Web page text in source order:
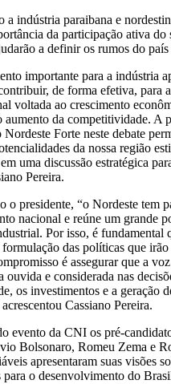
a indústria paraibana e
da participação ativa do
a definir os rumos do
importante para a indústria
de forma efetiva, para
voltada ao crescimento
aumento da competitividade. A
Nordeste Forte neste debate
da nossa região
uma discussão estratégica
Pereira.
o presidente, “o Nordeste tem
nacional e reúne um grande
Por isso, é fundamental
formulação das políticas que
é assegurar que a
ouvida e considerada nas
os investimentos e a geração
Cassiano Pereira.
evento da CNI os pré-
Bolsonaro, Romeu Zema e
apresentaram suas visões
para o desenvolvimento do